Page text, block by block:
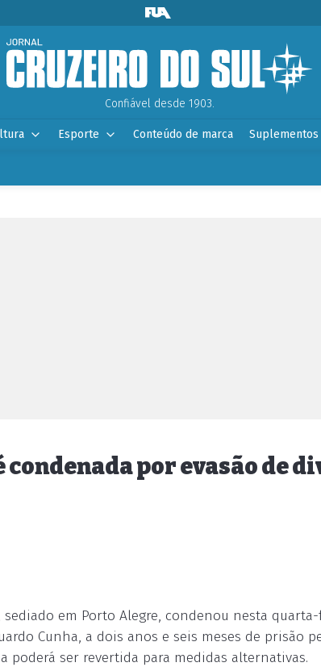
Confiável desde 1903.
Esporte Conteúdo de marca Suplementos
por evasão de
em Porto Alegre, condenou nesta
Cunha, a dois anos e seis meses de prisão
poderá ser revertida para medidas alternativas.